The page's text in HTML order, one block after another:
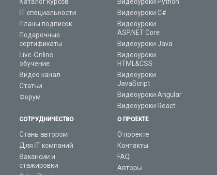
Каталог курсов
IT специальности
Планы подписок
Подарочные
сертификаты
Live-Online
обучение
Видео канал
Статьи
Форум
Видеоуроки Python
Видеоуроки C#
Видеоуроки
ASP.NET Core
Видеоуроки Java
Видеоуроки
HTML&CSS
Видеоуроки
JavaScript
Видеоуроки Angular
Видеоуроки React
СОТРУДНИЧЕСТВО
Стань автором
Для IT компаний
Вакансии и
стажировки
О ПРОЕКТЕ
О проекте
Контакты
FAQ
Авторы